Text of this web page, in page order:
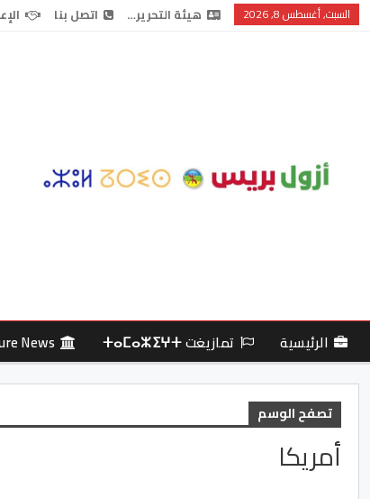
السبت, أغسطس 8, 2026 هيئة التحرير… اتصل بنا
الرئيسية تمازيغت ⵜⴰⵎⴰⵣⵉⵖⵜ News
تصفح الوسم
أمريكا